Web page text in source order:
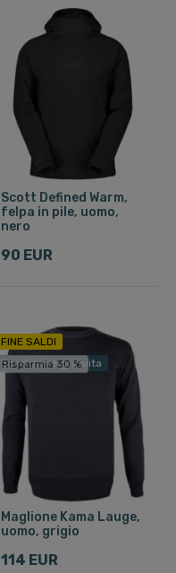
Scott Defined Warm,
felpa in pile, uomo,
nero
90 EUR
FINE SALDI
Spedizione gratuita
Risparmia 30 %
Maglione Kama Lauge,
uomo, grigio
114 EUR